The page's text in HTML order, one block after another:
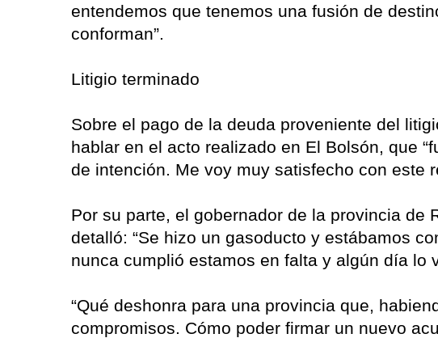
entendemos que tenemos una fusión de
conforman”.
Litigio terminado
Sobre el pago de la deuda proveniente del
hablar en el acto realizado en El Bolsón, que
de intención. Me voy muy satisfecho con este
Por su parte, el gobernador de la provincia de
detalló: “Se hizo un gasoducto y estábamos
nunca cumplió estamos en falta y algún día lo
“Qué deshonra para una provincia que,
compromisos. Cómo poder firmar un nuevo